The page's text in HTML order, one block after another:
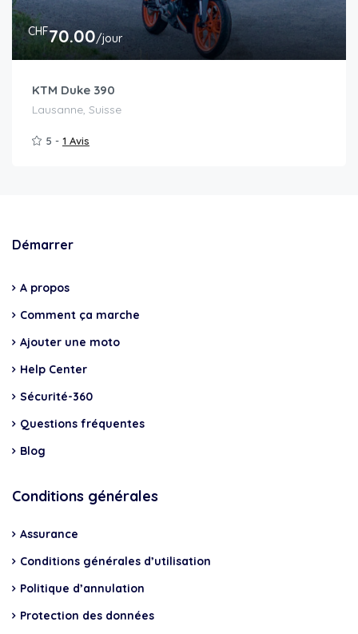
CHF70.00/jour
KTM Duke 390
Lausanne, Suisse
5 - 1 Avis
Démarrer
A propos
Comment ça marche
Ajouter une moto
Help Center
Sécurité-360
Questions fréquentes
Blog
Conditions générales
Assurance
Conditions générales d’utilisation
Politique d’annulation
Protection des données